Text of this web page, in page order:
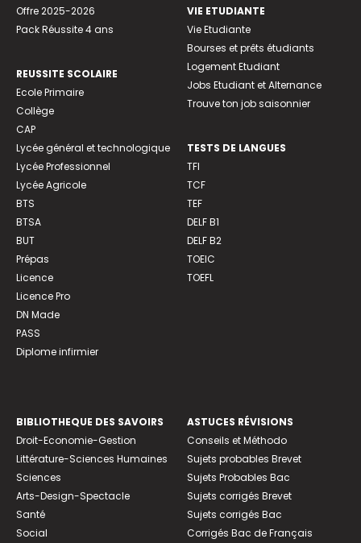
Offre 2025-2026
Pack Réussite 4 ans
REUSSITE SCOLAIRE
Ecole Primaire
Collège
CAP
Lycée général et technologique
Lycée Professionnel
Lycée Agricole
BTS
BTSA
BUT
Prépas
Licence
Licence Pro
DN Made
PASS
Diplome infirmier
VIE ETUDIANTE
Vie Etudiante
Bourses et prêts étudiants
Logement Etudiant
Jobs Etudiant et Alternance
Trouve ton job saisonnier
TESTS DE LANGUES
TFI
TCF
TEF
DELF B1
DELF B2
TOEIC
TOEFL
BIBLIOTHEQUE DES SAVOIRS
Droit-Economie-Gestion
Littérature-Sciences Humaines
Sciences
Arts-Design-Spectacle
Santé
Social
ASTUCES RÉVISIONS
Conseils et Méthodo
Sujets probables Brevet
Sujets Probables Bac
Sujets corrigés Brevet
Sujets corrigés Bac
Corrigés Bac de Français